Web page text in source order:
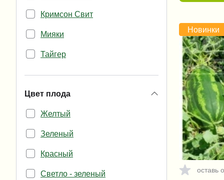
САДИБА ЦЕНТР
Manier Seeds
Кримсон Свит
Мияки
Тайгер
Чарльстон Грей
Шуга Бейби
Цвет плода
Желтый
Зеленый
Красный
Светло - зеленый
Новинки
оставь